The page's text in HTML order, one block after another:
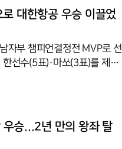
전을 모두 3-0으로 완승
대한항공 우승 이끌었
자부 챔피언결정전 MVP로 선
선수(5표)·마쏘(3표)를 제치
원정 3·4차전을 0-3으로 내
챔피언에 오르며 현대캐피탈
에 등극했다. 컵대회까지
승...2년 만의 왕좌 탈